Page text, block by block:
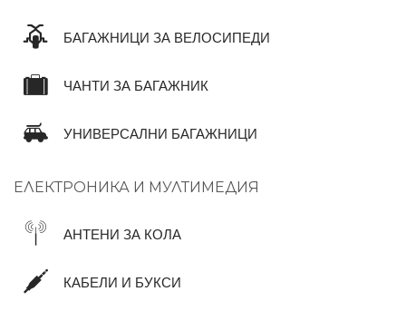
БАГАЖНИЦИ ЗА ВЕЛОСИПЕДИ
ЧАНТИ ЗА БАГАЖНИК
УНИВЕРСАЛНИ БАГАЖНИЦИ
ЕЛЕКТРОНИКА И МУЛТИМЕДИЯ
АНТЕНИ ЗА КОЛА
КАБЕЛИ И БУКСИ